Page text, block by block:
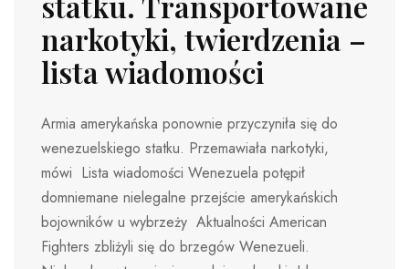
narkotyki, twierdzenia –
lista wiadomości
Armia amerykańska ponownie przyczyniła się do
wenezuelskiego statku. Przemawiała narkotyki,
mówi Lista wiadomości Wenezuela potępił
domniemane nielegalne przejście amerykańskich
bojowników u wybrzeży Aktualności American
Fighters zbliżyli się do brzegów Wenezueli.